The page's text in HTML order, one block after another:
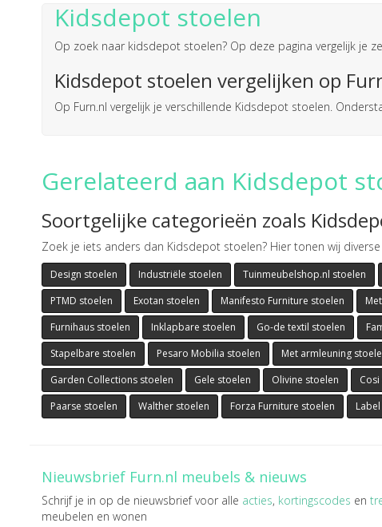
Kidsdepot stoelen
Op zoek naar kidsdepot stoelen? Op deze pagina vergelijk je
Kidsdepot stoelen vergelijken op
Op Furn.nl vergelijk je verschillende Kidsdepot stoelen.
Gerelateerd aan Kidsdepot
Soortgelijke categorieën zoals
Zoek je iets anders dan Kidsdepot stoelen? Hier tonen wij
Design stoelen Industriële stoelen Tuinmeubelshop.nl stoelen
PTMD stoelen
Exotan stoelen Manifesto Furniture stoelen
Furnihaus stoelen
Inklapbare stoelen Go-de textil stoelen
Stapelbare stoelen
Pesaro Mobilia stoelen Met armleuning
Garden Collections stoelen
Gele stoelen Olivine stoelen
Paarse stoelen
Walther stoelen Forza Furniture stoelen
Nieuwsbrief Furn.nl meubels & nieuws
Schrijf je in op de nieuwsbrief voor alle acties, kortingscodes en
meubelen en wonen